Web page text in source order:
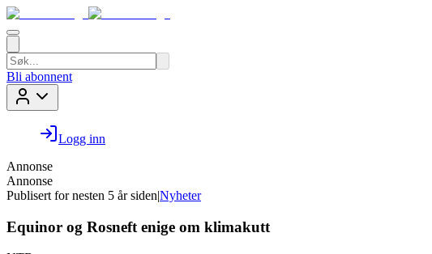
Bli abonnent
Logg inn
Annonse
Annonse
Publisert for nesten 5 år siden|Nyheter
Equinor og Rosneft enige om klimakutt